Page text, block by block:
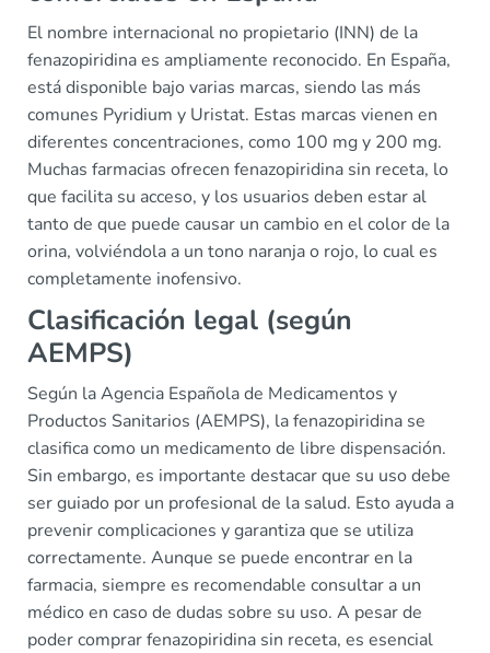
El nombre internacional no propietario (INN) de la
fenazopiridina es ampliamente reconocido. En España,
está disponible bajo varias marcas, siendo las más
comunes Pyridium y Uristat. Estas marcas vienen en
diferentes concentraciones, como 100 mg y 200 mg.
Muchas farmacias ofrecen fenazopiridina sin receta, lo
que facilita su acceso, y los usuarios deben estar al
tanto de que puede causar un cambio en el color de la
orina, volviéndola a un tono naranja o rojo, lo cual es
completamente inofensivo.
Clasificación legal (según
AEMPS)
Según la Agencia Española de Medicamentos y
Productos Sanitarios (AEMPS), la fenazopiridina se
clasifica como un medicamento de libre dispensación.
Sin embargo, es importante destacar que su uso debe
ser guiado por un profesional de la salud. Esto ayuda a
prevenir complicaciones y garantiza que se utiliza
correctamente. Aunque se puede encontrar en la
farmacia, siempre es recomendable consultar a un
médico en caso de dudas sobre su uso. A pesar de
poder comprar fenazopiridina sin receta, es esencial